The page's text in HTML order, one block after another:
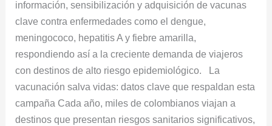
información, sensibilización y adquisición de vacunas
clave contra enfermedades como el dengue,
meningococo, hepatitis A y fiebre amarilla,
respondiendo así a la creciente demanda de viajeros
con destinos de alto riesgo epidemiológico. La
vacunación salva vidas: datos clave que respaldan esta
campaña Cada año, miles de colombianos viajan a
destinos que presentan riesgos sanitarios significativos,